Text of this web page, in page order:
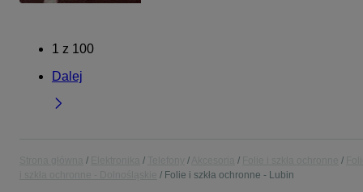
1 z 100
Dalej
Folie i szkła ochronne - Lubin